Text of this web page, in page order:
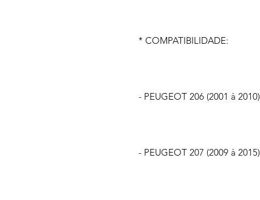
* COMPATIBILIDADE:
- PEUGEOT 206 (2001 à 2010)
- PEUGEOT 207 (2009 à 2015)